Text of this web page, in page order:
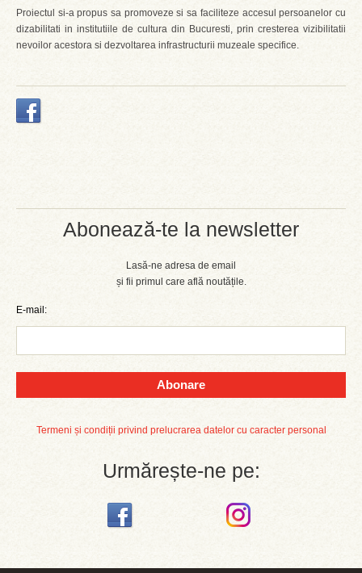
Abonează-te la newsletter
Lasă-ne adresa de email
și fii primul care află noutățile.
E-mail:
Abonare
Termeni și condiții privind prelucrarea datelor cu caracter personal
Urmărește-ne pe:
Proiectul si-a propus sa promoveze si sa faciliteze accesul persoanelor cu
dizabilitati in institutiile de cultura din Bucuresti, prin cresterea vizibilitatii
nevoilor acestora si dezvoltarea infrastructurii muzeale specifice.